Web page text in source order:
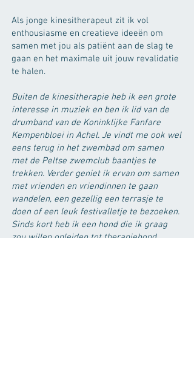
Als jonge kinesitherapeut zit ik vol
enthousiasme en creatieve ideeën om
samen met jou als patiënt aan de slag te
gaan en het maximale uit jouw revalidatie
te halen.
Buiten de kinesitherapie heb ik een grote
interesse in muziek en ben ik lid van de
drumband van de Koninklijke Fanfare
Kempenbloei in Achel. Je vindt me ook wel
eens terug in het zwembad om samen
met de Peltse zwemclub baantjes te
trekken. Verder geniet ik ervan om samen
met vrienden en vriendinnen te gaan
wandelen, een gezellig een terrasje te
doen of een leuk festivalletje te bezoeken.
Sinds kort heb ik een hond die ik graag
zou willen opleiden tot therapiehond.